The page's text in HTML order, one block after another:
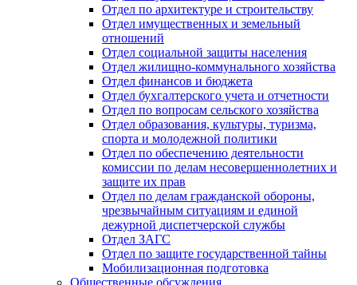
Отдел по архитектуре и строительству
Отдел имущественных и земельный
отношений
Отдел социальной защиты населения
Отдел жилищно-коммунального хозяйства
Отдел финансов и бюджета
Отдел бухгалтерского учета и отчетности
Отдел по вопросам сельского хозяйства
Отдел образования, культуры, туризма,
спорта и молодежной политики
Отдел по обеспечению деятельности
комиссии по делам несовершеннолетних и
защите их прав
Отдел по делам гражданской обороны,
чрезвычайным ситуациям и единой
дежурной диспетчерской службы
Отдел ЗАГС
Отдел по защите государственной тайны
Мобилизационная подготовка
Общественные обсуждения